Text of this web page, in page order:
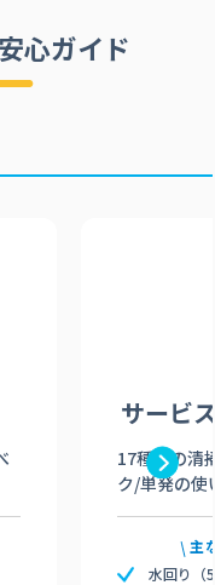
心ガイド
サービ
17種類の清
ク/単発の使
主
水回り（